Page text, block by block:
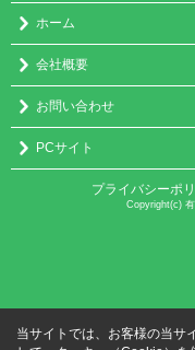
ホーム
会社概要
お問い合わせ
PCサイト
プライバシーポ
Copyright(c)
当サイトでは、お客様の当サ